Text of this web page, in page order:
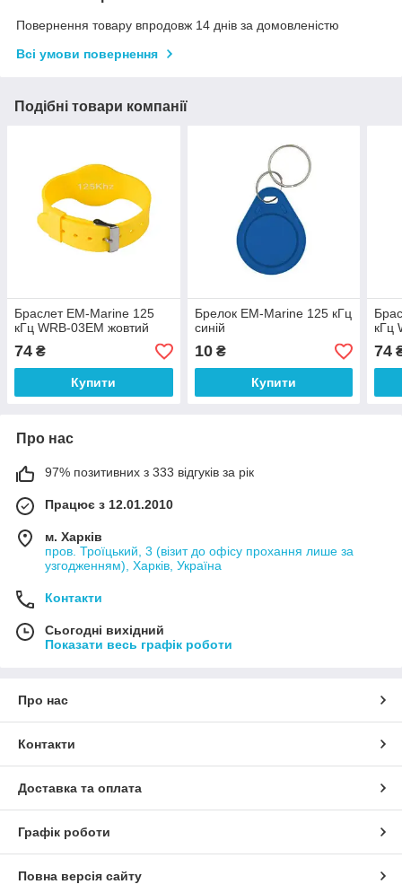
Повернення товару впродовж 14 днів за домовленістю
Всі умови повернення
Подібні товари компанії
Браслет EM-Marine 125
кГц WRB-03EM жовтий
74 ₴
Купити
Брелок EM-Marine 125 кГц
синій
10₴
Купити
кГц
74
Про нас
97% позитивних з 333 відгуків за рік
Працює з 12.01.2010
м. Харків
пров. Троїцький, 3 (візит до офісу прохання лише за
узгодженням), Харків, Україна
Контакти
Сьогодні вихідний
Показати весь графік роботи
Про нас
Контакти
Доставка та оплата
Графік роботи
Повна версія сайту